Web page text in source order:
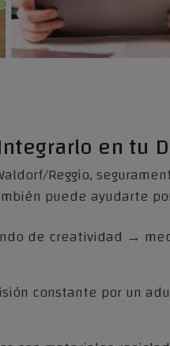
en tu
Reggio,
puede ayudarte
de creatividad →
constante por un